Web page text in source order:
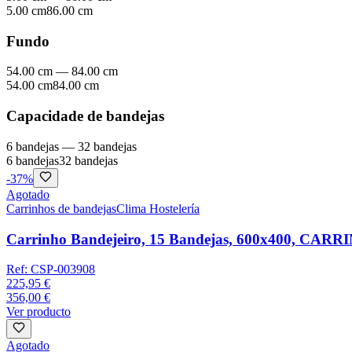
5.00 cm86.00 cm
Fundo
54.00 cm — 84.00 cm
54.00 cm84.00 cm
Capacidade de bandejas
6 bandejas — 32 bandejas
6 bandejas32 bandejas
-37%
Agotado
Carrinhos de bandejasClima Hostelería
Carrinho Bandejeiro, 15 Bandejas, 600x400,
Ref: CSP-003908
225,95 €
356,00 €
Ver producto
Agotado